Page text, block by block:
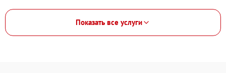
Показать все услуги